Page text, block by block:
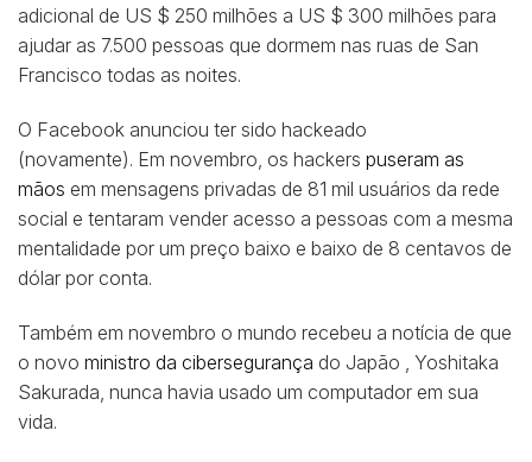
adicional de US $ 250 milhões a US $ 300 milhões para
ajudar as 7.500 pessoas que dormem nas ruas de San
Francisco todas as noites.
O Facebook anunciou ter sido hackeado
(novamente). Em novembro, os hackers puseram as
mãos em mensagens privadas de 81 mil usuários da rede
social e tentaram vender acesso a pessoas com a mesma
mentalidade por um preço baixo e baixo de 8 centavos de
dólar por conta.
Também em novembro o mundo recebeu a notícia de que
o novo ministro da cibersegurança do Japão , Yoshitaka
Sakurada, nunca havia usado um computador em sua
vida.